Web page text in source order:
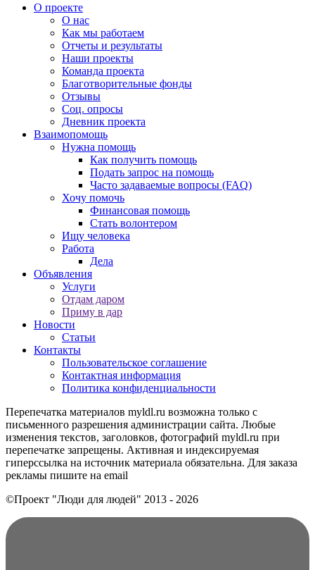
О проекте
О нас
Как мы работаем
Отчеты и результаты
Наши проекты
Команда проекта
Благотворительные фонды
Отзывы
Соц. опросы
Дневник проекта
Взаимопомощь
Нужна помощь
Как получить помощь
Подать запрос на помощь
Часто задаваемые вопросы (FAQ)
Хочу помочь
Финансовая помощь
Стать волонтером
Ищу человека
Работа
Дела
Объявления
Услуги
Отдам даром
Приму в дар
Новости
Статьи
Контакты
Пользовательское соглашение
Контактная информация
Политика конфиденциальности
Перепечатка материалов myldl.ru возможна только с
письменного разрешения администрации сайта. Любые
изменения текстов, заголовков, фотографий myldl.ru при
перепечатке запрещены. Активная и индексируемая
гиперссылка на источник материала обязательна. Для заказа
рекламы пишите на еmail
©Проект "Люди для людей" 2013 - 2026